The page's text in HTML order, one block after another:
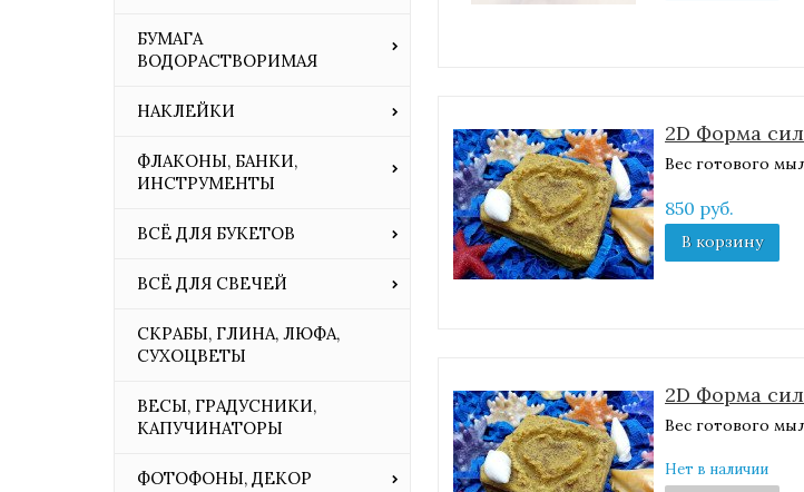
БУМАГА
ВОДОРАСТВОРИМАЯ
НАКЛЕЙКИ
ФЛАКОНЫ, БАНКИ,
ИНСТРУМЕНТЫ
ВСЁ ДЛЯ БУКЕТОВ
ВСЁ ДЛЯ СВЕЧЕЙ
СКРАБЫ, ГЛИНА, ЛЮФА,
СУХОЦВЕТЫ
ВЕСЫ, ГРАДУСНИКИ,
КАПУЧИНАТОРЫ
ФОТОФОНЫ, ДЕКОР
2D Форма
Вес готового
850 руб.
В корзину
2D Форма
Вес готового
Нет в наличии